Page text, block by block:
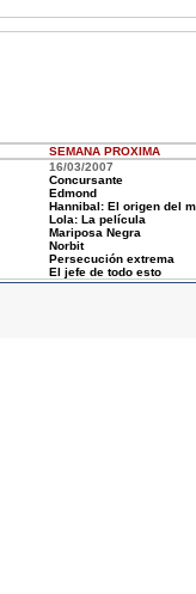
SEMANA PROXIMA
16/03/2007
Concursante
Edmond
Hannibal: El origen del
Lola: La película
Mariposa Negra
Norbit
Persecución extrema
El jefe de todo esto